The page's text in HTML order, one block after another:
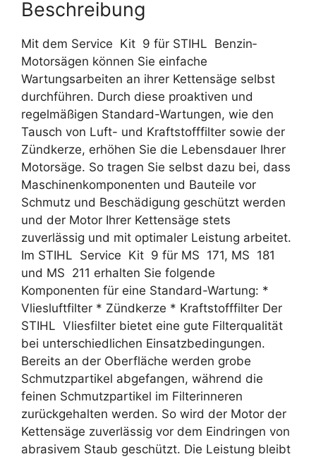
Beschreibung
Mit dem Service Kit 9 für STIHL Benzin‑
Motorsägen können Sie einfache
Wartungsarbeiten an ihrer Kettensäge selbst
durchführen. Durch diese proaktiven und
regelmäßigen Standard-Wartungen, wie den
Tausch von Luft- und Kraftstofffilter sowie der
Zündkerze, erhöhen Sie die Lebensdauer Ihrer
Motorsäge. So tragen Sie selbst dazu bei, dass
Maschinenkomponenten und Bauteile vor
Schmutz und Beschädigung geschützt werden
und der Motor Ihrer Kettensäge stets
zuverlässig und mit optimaler Leistung arbeitet.
Im STIHL Service Kit 9 für MS 171, MS 181
und MS 211 erhalten Sie folgende
Komponenten für eine Standard-Wartung: *
Vliesluftfilter * Zündkerze * Kraftstofffilter Der
STIHL Vliesfilter bietet eine gute Filterqualität
bei unterschiedlichen Einsatzbedingungen.
Bereits an der Oberfläche werden grobe
Schmutzpartikel abgefangen, während die
feinen Schmutzpartikel im Filterinneren
zurückgehalten werden. So wird der Motor der
Kettensäge zuverlässig vor dem Eindringen von
abrasivem Staub geschützt. Die Leistung bleibt